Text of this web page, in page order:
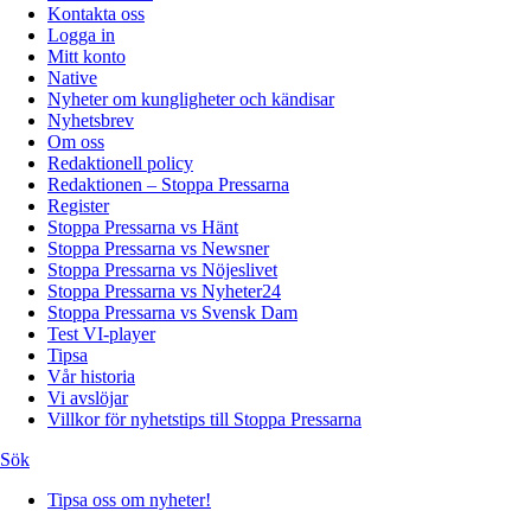
Kontakta oss
Logga in
Mitt konto
Native
Nyheter om kungligheter och kändisar
Nyhetsbrev
Om oss
Redaktionell policy
Redaktionen – Stoppa Pressarna
Register
Stoppa Pressarna vs Hänt
Stoppa Pressarna vs Newsner
Stoppa Pressarna vs Nöjeslivet
Stoppa Pressarna vs Nyheter24
Stoppa Pressarna vs Svensk Dam
Test VI-player
Tipsa
Vår historia
Vi avslöjar
Villkor för nyhetstips till Stoppa Pressarna
Sök
Tipsa oss om nyheter!